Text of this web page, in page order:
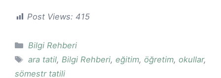
Post Views: 415
Kategoriler
Bilgi Rehberi
Etiketler
ara tatil, Bilgi Rehberi, eğitim, öğretim, okullar,
sömestr tatili